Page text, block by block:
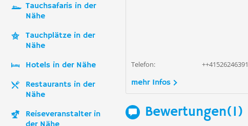
Tauchsafaris in der
Nähe
Tauchplätze in der
Nähe
Hotels in der Nähe
Restaurants in der
Nähe
Reiseveranstalter in
Telefon:
++41526246391
mehr Infos
Bewertungen(1)